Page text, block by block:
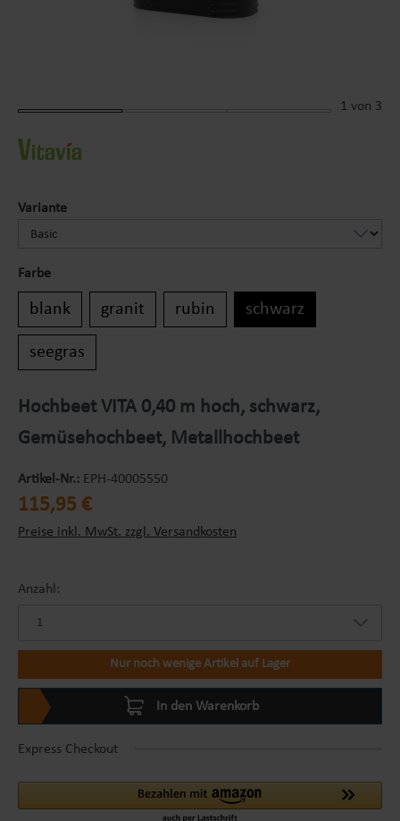
1 von 3
Varianteauswählen
Farbe
blank granit rubin schwarz
seegras
Hochbeet VITA 0,40 m hoch, schwarz,
Gemüsehochbeet, Metallhochbeet
Artikel-Nr.: EPH-40005550
Regulärer Preis:
115,95 €
Preise inkl. MwSt. zzgl. Versandkosten
Anzahl:
Nur noch wenige Artikel auf Lager
In den Warenkorb
Express Checkout